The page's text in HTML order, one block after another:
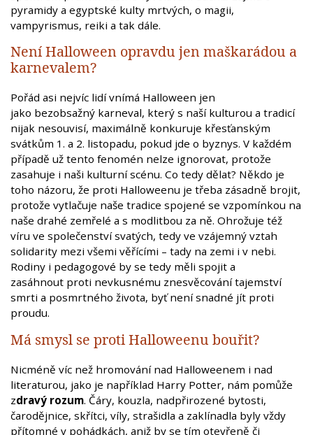
pyramidy a egyptské kulty mrtvých, o magii,
vampyrismus, reiki a tak dále.
Není Halloween opravdu jen maškarádou a
karnevalem?
Pořád asi nejvíc lidí vnímá Halloween jen
jako bezobsažný karneval, který s naší kulturou a tradicí
nijak nesouvisí, maximálně konkuruje křesťanským
svátkům 1. a 2. listopadu, pokud jde o byznys. V každém
případě už tento fenomén nelze ignorovat, protože
zasahuje i naši kulturní scénu. Co tedy dělat? Někdo je
toho názoru, že proti Halloweenu je třeba zásadně brojit,
protože vytlačuje naše tradice spojené se vzpomínkou na
naše drahé zemřelé a s modlitbou za ně. Ohrožuje též
víru ve společenství svatých, tedy ve vzájemný vztah
solidarity mezi všemi věřícími – tady na zemi i v nebi.
Rodiny i pedagogové by se tedy měli spojit a
zasáhnout proti nevkusnému znesvěcování tajemství
smrti a posmrtného života, byť není snadné jít proti
proudu.
Má smysl se proti Halloweenu bouřit?
Nicméně víc než hromování nad Halloweenem i nad
literaturou, jako je například Harry Potter, nám pomůže
zdravý rozum. Čáry, kouzla, nadpřirozené bytosti,
čarodějnice, skřítci, víly, strašidla a zaklínadla byly vždy
přítomné v pohádkách, aniž by se tím otevřeně či